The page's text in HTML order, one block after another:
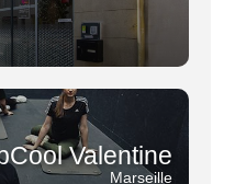
Valentine
Marseille